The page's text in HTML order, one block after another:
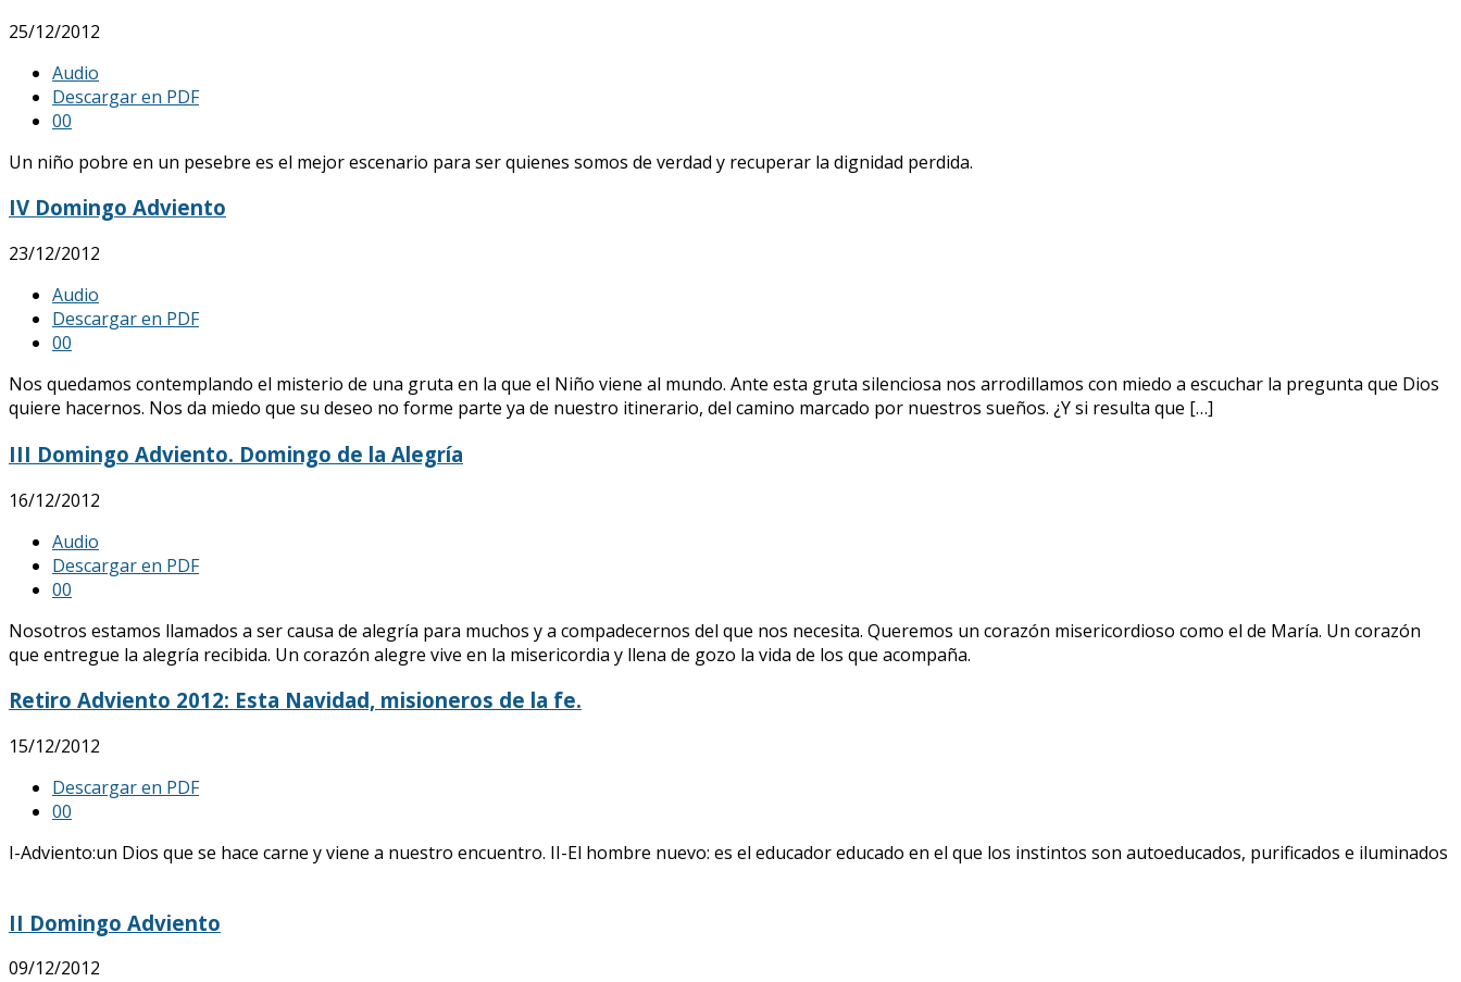
25/12/2012
Audio
Descargar en PDF
00
Un niño pobre en un pesebre es el mejor escenario para ser quienes somos de verdad y recuperar la dignidad perdida.
IV Domingo Adviento
23/12/2012
Audio
Descargar en PDF
00
Nos quedamos contemplando el misterio de una gruta en la que el Niño viene al mundo. Ante esta gruta silenciosa nos arrodillamos con miedo a escuchar la pregunta que Dios
quiere hacernos. Nos da miedo que su deseo no forme parte ya de nuestro itinerario, del camino marcado por nuestros sueños. ¿Y si resulta que […]
III Domingo Adviento. Domingo de la Alegría
16/12/2012
Audio
Descargar en PDF
00
Nosotros estamos llamados a ser causa de alegría para muchos y a compadecernos del que nos necesita. Queremos un corazón misericordioso como el de María. Un corazón
que entregue la alegría recibida. Un corazón alegre vive en la misericordia y llena de gozo la vida de los que acompaña.
Retiro Adviento 2012: Esta Navidad, misioneros de la fe.
15/12/2012
Descargar en PDF
00
I-Adviento:un Dios que se hace carne y viene a nuestro encuentro. II-El hombre nuevo: es el educador educado en el que los instintos son autoeducados, purificados e iluminados
II Domingo Adviento
09/12/2012